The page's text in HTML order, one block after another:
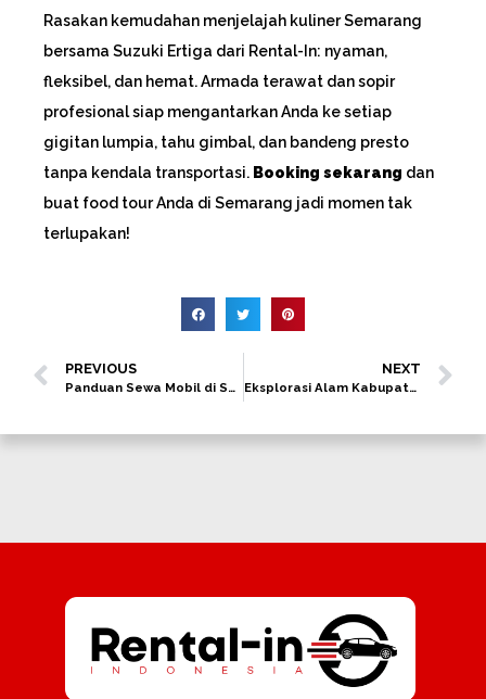
Rasakan kemudahan menjelajah kuliner Semarang
bersama Suzuki Ertiga dari Rental-In: nyaman,
fleksibel, dan hemat. Armada terawat dan sopir
profesional siap mengantarkan Anda ke setiap
gigitan lumpia, tahu gimbal, dan bandeng presto
tanpa kendala transportasi. Booking sekarang dan
buat food tour Anda di Semarang jadi momen tak
terlupakan!
PREVIOUS
Panduan Sewa Mobil di Semarang: Jelajah Kota Lama & Lawang Sewu dengan Rental-In
NEXT
Eksplorasi Alam Kabupaten Semarang: Road Trip ke Kopeng & Umbul Sidomukti dengan Toyota Avanza